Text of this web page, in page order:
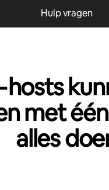
Hulp vragen
met
alles